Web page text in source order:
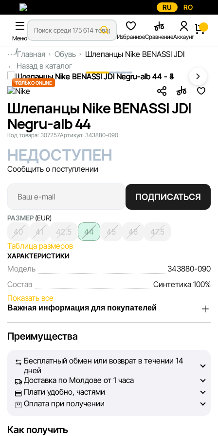
RU RO
Меню ИзбранноеСравнениеАккаунт
...Главная Обувь
Шлепанцы Nike BENASSI JDI
Назад в каталог
ТОЛЬКО ONLINE
Шлепанцы Nike BENASSI JDI
Negru-alb 44
Код товара: 307257Артикул: 343880-090
НЕДОСТУПЕН
Сообщить о поступлении
ПОДПИСАТЬСЯ
РАЗМЕР (EUR)
40 41 42.5 44 45 46
47.5
Таблица размеров
ХАРАКТЕРИСТИКИ
Модель
343880-090
Состав
Синтетика 100%
Показать все
Важная информация для покупателей
наших покупателей. Каждый день мы работаем над тем,
на сайте, была максимально полной, объективной и
актуальной. Наша цель — обеспечить вас достоверной
информацией, чтобы вы смогли принять лучшее
решение о покупке.
не может гарантировать абсолютную точность всех
Преимущества
Бесплатный обмен или возврат в течении 14
дней
Доставка по Молдове от 1 часа
Плати удобно, частями
Оплата при получении
Как получить